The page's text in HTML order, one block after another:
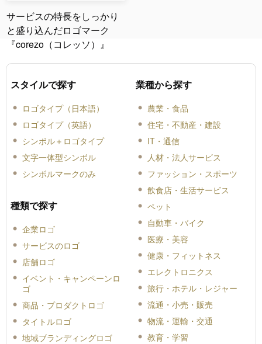
サービスの特長をしっかり
と盛り込んだロゴマーク
『corezo（コレッソ）』
スタイルで探す
ロゴタイプ（日本語）
ロゴタイプ（英語）
シンボル＋ロゴタイプ
文字一体型シンボル
シンボルマークのみ
種類で探す
企業ロゴ
サービスのロゴ
店舗ロゴ
イベント・キャンペーンロ
ゴ
商品・プロダクトロゴ
タイトルロゴ
地域ブランディングロゴ
業種から探す
農業・食品
住宅・不動産・建設
IT・通信
人材・法人サービス
ファッション・スポーツ
飲食店・生活サービス
ペット
自動車・バイク
医療・美容
健康・フィットネス
エレクトロニクス
旅行・ホテル・レジャー
流通・小売・販売
物流・運輸・交通
教育・学習